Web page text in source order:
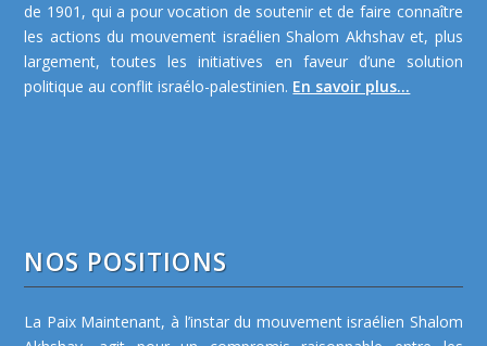
de 1901, qui a pour vocation de soutenir et de faire connaître
les actions du mouvement israélien Shalom Akhshav et, plus
largement, toutes les initiatives en faveur d’une solution
politique au conflit israélo-palestinien. En savoir plus...
NOS POSITIONS
La Paix Maintenant, à l’instar du mouvement israélien Shalom